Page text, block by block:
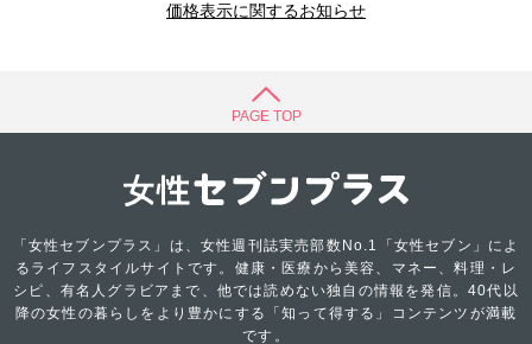
価格表示に関するお知らせ
PAGE TOP
「女性セブンプラス」は、女性週刊誌実売部数No.1「女性セブン」によ
るライフスタイルサイトです。健康・医療から美容、マネー、料理・レ
シピ、有名人グラビアまで、他では読めない独自の情報を発信。40代以
降の女性の暮らしをより豊かにする「知って得する」コンテンツが満載
です。